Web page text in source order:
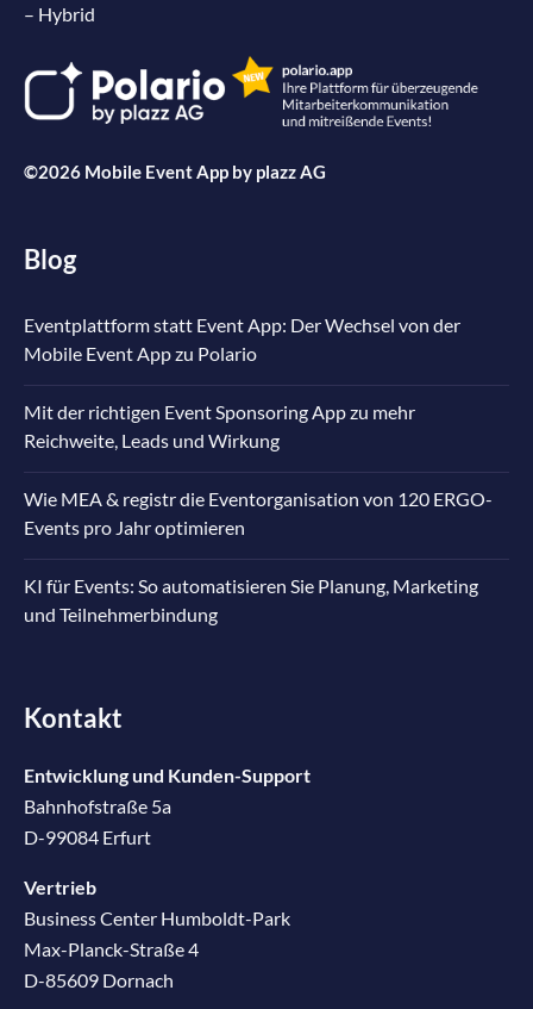
– Hybrid
©2026 Mobile Event App by plazz AG
Blog
Eventplattform statt Event App: Der Wechsel von der
Mobile Event App zu Polario
Mit der richtigen Event Sponsoring App zu mehr
Reichweite, Leads und Wirkung
Wie MEA & registr die Eventorganisation von 120 ERGO-
Events pro Jahr optimieren
KI für Events: So automatisieren Sie Planung, Marketing
und Teilnehmerbindung
Kontakt
Entwicklung und Kunden-Support
Bahnhofstraße 5a
D-99084 Erfurt
Vertrieb
Business Center Humboldt-Park
Max-Planck-Straße 4
D-85609 Dornach